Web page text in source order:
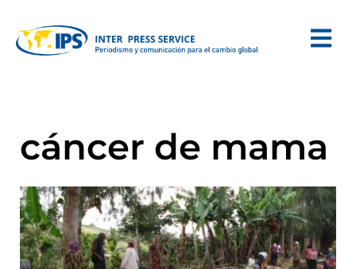
cáncer de mama